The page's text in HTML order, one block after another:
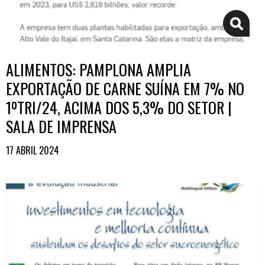
ALIMENTOS: PAMPLONA AMPLIA
EXPORTAÇÃO DE CARNE SUÍNA EM 7% NO
1ºTRI/24, ACIMA DOS 5,3% DO SETOR |
SALA DE IMPRENSA
17 ABRIL 2024